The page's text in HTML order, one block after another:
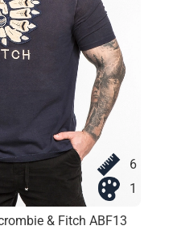
6
1
& Fitch ABF13